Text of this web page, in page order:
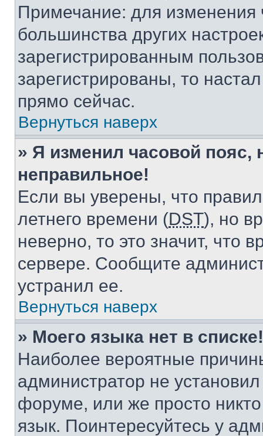
Примечание: для изменения
большинства других
зарегистрированным
зарегистрированы, то
прямо сейчас.
Вернуться наверх
» Я изменил часовой пояс,
неправильное!
Если вы уверены, что
летнего времени (DST), но
неверно, то это значит, что
сервере. Сообщите
устранил ее.
Вернуться наверх
» Моего языка нет в списке!
Наиболее вероятные
администратор не
форуме, или же просто
язык. Поинтересуйтесь у